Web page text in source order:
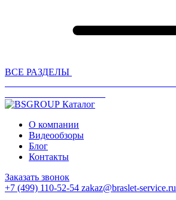
ВСЕ РАЗДЕЛЫ
Каталог
О компании
Видеообзоры
Блог
Контакты
Заказать звонок
+7 (499) 110-52-54 zakaz@braslet-service.ru